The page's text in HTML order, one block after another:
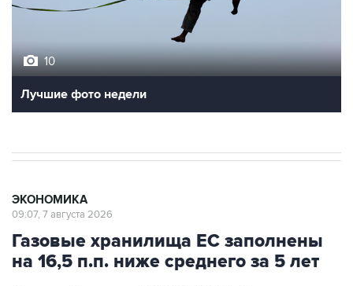
10
Лучшие фото недели
ЭКОНОМИКА
09:07, 7 августа 2026
Газовые хранилища ЕС заполнены
на 16,5 п.п. ниже среднего за 5 лет